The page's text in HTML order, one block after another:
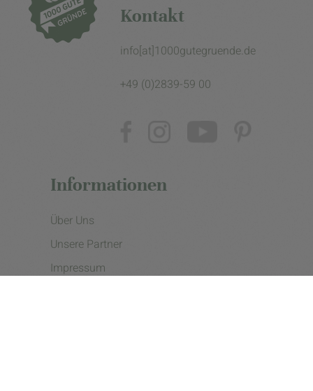
Kontakt
info[at]1000gutegruende.de
+49 (0)2839-59 00
Informationen
Über Uns
Unsere Partner
Impressum